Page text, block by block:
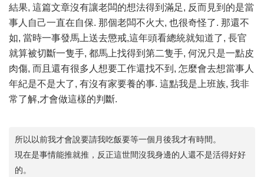
結果, 這篇文章沒有讓老闆的想法得到滿足, 反而見到的是當
事人自己一直在自保. 那個老闆不火大, 也很奇怪了. 那還不
如, 當時一事發馬上送去懲戒,這年頭看總統就知道了, 長官
就算被切斷一隻手, 都馬上找得到第二隻手, 何況只是一點皮
肉傷, 而且還有很多人想要工作還找不到, 怎麼會去想當事人
年紀是不是大了, 有沒有家要養的事. 這點我是上班族, 我非
常了解,才會做這樣的判斷.
所以以前我才會說要請我吃飯要等一個月後我才有時間。
現在是事情能推就推，反正這世間沒我身邊的人還不是活得好好
的。